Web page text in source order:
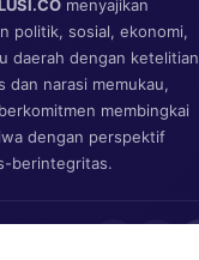
menyajikan
politik, sosial, ekonomi,
daerah dengan ketelitian
dan narasi memukau,
membingkai
dengan perspektif
berintegritas.